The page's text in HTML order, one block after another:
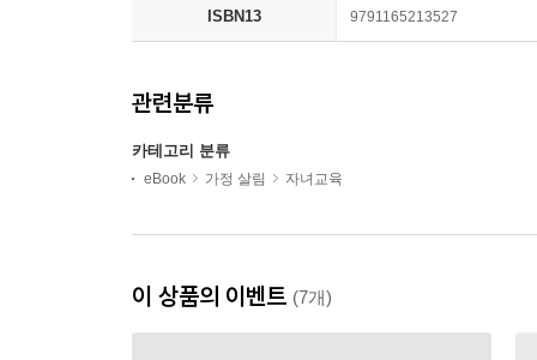
ISBN13 9791165213527
관련분류
카테고리 분류
eBook 가정 살림 자녀교육
이 상품의 이벤트 (7개)